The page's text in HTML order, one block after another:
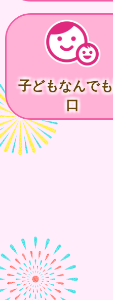
子どもなんで
口